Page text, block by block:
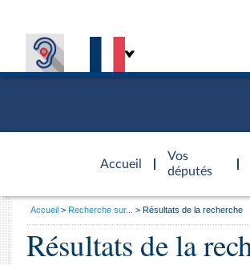
Accueil
d'accueil
Vos
députés
Général
Vous
Accueil Recherche sur... Résultats de la recherche
Résultats de la